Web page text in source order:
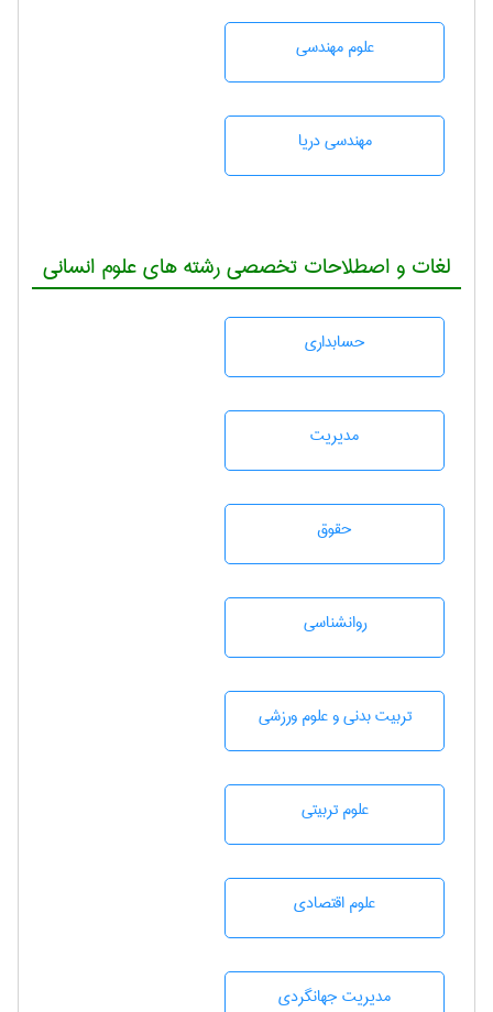
علوم مهندسی
مهندسی دریا
لغات و اصطلاحات تخصصی رشته های علوم انسانی
حسابداری
مديريت
حقوق
روانشناسی
تربيت بدنی و علوم ورزشی
علوم تربيتی
علوم اقتصادی
مديريت جهانگردی